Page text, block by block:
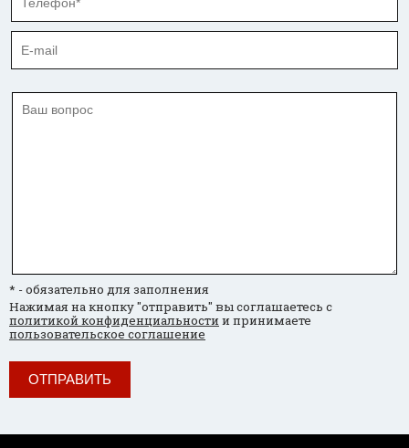
* - обязательно для заполнения
Нажимая на кнопку "отправить" вы соглашаетесь с
политикой конфиденциальности и принимаете
пользовательское соглашение
ОТПРАВИТЬ